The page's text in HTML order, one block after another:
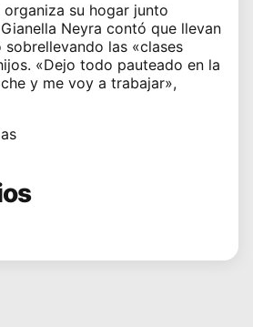
su hogar junto
Gianella Neyra contó que llevan
las «clases
«Dejo todo pauteado en la
y me voy a trabajar»,